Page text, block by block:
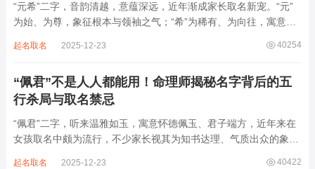
“元希”二字，音韵清越，意蕴深远，近年渐成家长取名新宠。“元”
为始、为尊，象征根本与领袖之气；“希”为稀有、为向往，寓意卓
象。然姓名非止文雅，实为命理气场之枢纽。一字之选，关乎运途
40254
起名取名 2025-12-23
“佩君”不是人人都能用！命理师揭秘名字背后的五
行杀局与取名禁忌
“佩君”二字，听来温雅如玉，寓意怀德佩玉、君子端方，近年来在
女孩取名中颇为流行，不少家长视其为知书达理、气质出众的象
40422
起名取名 2025-12-23